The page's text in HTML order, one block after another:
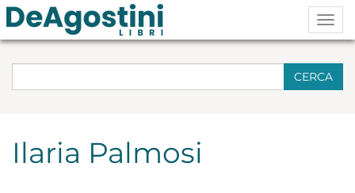
CERCA
Ilaria Palmosi